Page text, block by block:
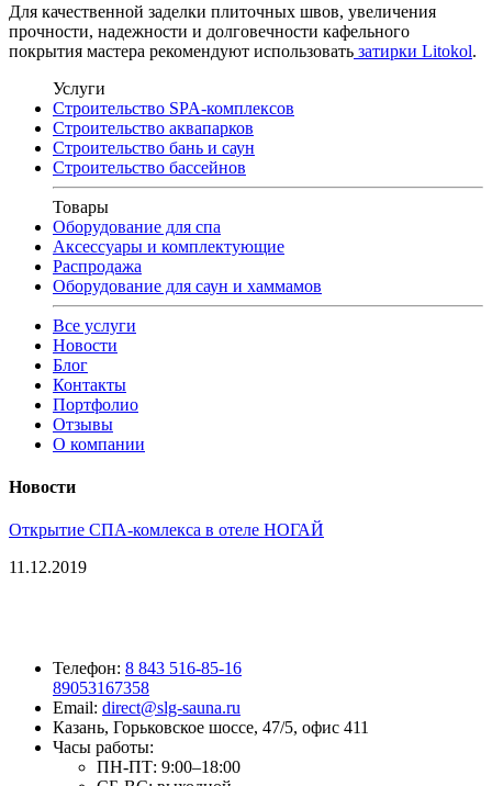
Для качественной заделки плиточных швов, увеличения
прочности, надежности и долговечности кафельного
покрытия мастера рекомендуют использовать затирки Litokol.
Услуги
Строительство SPA-комплексов
Строительство аквапарков
Строительство бань и саун
Строительство бассейнов
Товары
Оборудование для спа
Аксессуары и комплектующие
Распродажа
Оборудование для саун и хаммамов
Все услуги
Новости
Блог
Контакты
Портфолио
Отзывы
О компании
Новости
Открытие СПА-комлекса в отеле НОГАЙ
11.12.2019
Телефон: 8 843 516-85-16
89053167358
Email: direct@slg-sauna.ru
Казань, Горьковское шоссе, 47/5, офис 411
Часы работы:
ПН-ПТ: 9:00–18:00